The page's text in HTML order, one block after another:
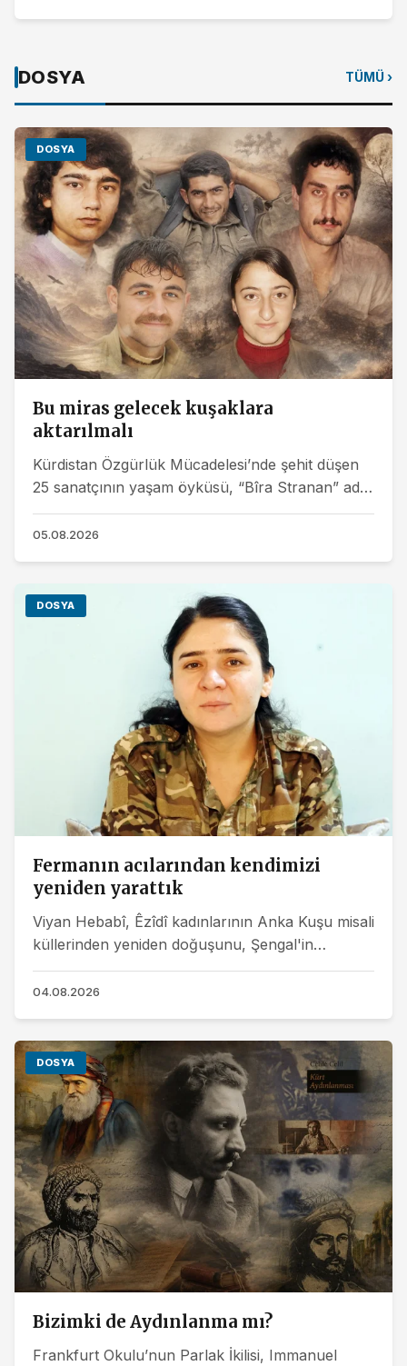
DOSYA TÜMÜ ›
DOSYA
Bu miras gelecek kuşaklara
aktarılmalı
Kürdistan Özgürlük Mücadelesi’nde şehit düşen
25 sanatçının yaşam öyküsü, “Bîra Stranan” adlı
kitapta bir araya getirildi. Eserde, Hozan Mizgîn
ve...
05.08.2026
DOSYA
Fermanın acılarından kendimizi
yeniden yarattık
Viyan Hebabî, Êzîdî kadınlarının Anka Kuşu misali
küllerinden yeniden doğuşunu, Şengal'in
dönüşümünü anlattı…Biz kendimizi YJŞ ve YBŞ
olarak...
04.08.2026
DOSYA
Bizimki de Aydınlanma mı?
Frankfurt Okulu’nun Parlak İkilisi, Immanuel